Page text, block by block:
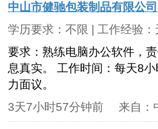
中山市健驰包装制品有限公司
学历要求： 不限 | 工作经验：
要求：熟练电脑办公软件，
息真实。 工作时间：每天8
力面议。
3天7小时57分钟前 来自：